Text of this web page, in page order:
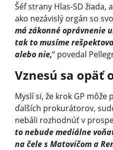
Šéf strany Hlas-SD žiada,
ako nezávislý orgán so
má zákonné oprávnenie
tak to musíme
alebo nie,“ povedal
Vznesú sa opäť
Myslí si, že krok GP
ďalších prokurátorov,
nebáli rozhodnúť v
to nebude mediálne
na čele s Matovičom a